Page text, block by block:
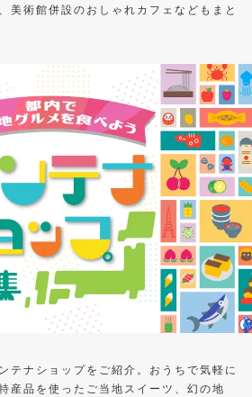
美術館併設のおしゃれカフェなどもまと
テナショップをご紹介。おうちで気軽に
産品を使ったご当地スイーツ、幻の地